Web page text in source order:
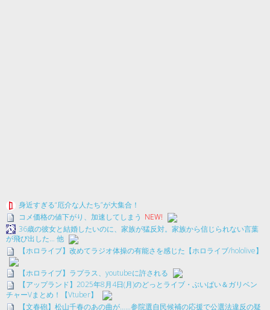
身近すぎる“厄介な人たち”が大集合！
コメ価格の値下がり、加速してしまう NEW!
36歳の彼女と結婚したいのに、家族が猛反対。家族から信じられない言葉
が飛び出した… 他
【ホロライブ】改めてラジオ体操の有能さを感じた【ホロライブ/hololive】
【ホロライブ】ラプラス、youtubeに許される
【アップランド】2025年8月4日(月)のどっとライブ・ぶいぱい＆ガリベン
チャーVまとめ！【Vtuber】
【文春砲】松山千春のあの曲が……参院選自民候補の応援で公選法違反の疑